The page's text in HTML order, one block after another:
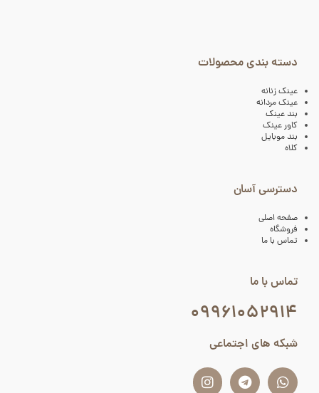
دسته بندی محصولات
عینک زنانه
عینک مردانه
بند عینک
کاور عینک
بند موبایل
کلاه
دسترسی آسان
صفحه اصلی
فروشگاه
تماس با ما
تماس با ما
۰۹۹۶۱۰۵۲۹۱۴
شبکه های اجتماعی